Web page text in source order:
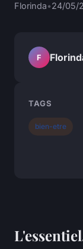
Florinda•24/05/
F
TAGS
bien-etre